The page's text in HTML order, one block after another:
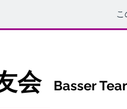
会 Basser